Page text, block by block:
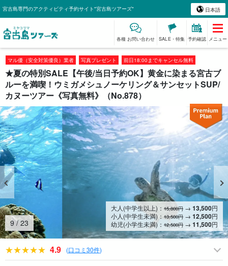
宮古島専門のアクティビティ予約サイト"宮古島ツアーズ" 日本語
各種 お問い合わせ SALE・特集 予約確認 メニュー
マル優（安全対策優良）業者 写真プレゼント 前日18:00までキャンセル無料
★夏の特別SALE【午後/当日予約OK】黄金に染まる宮古ブ
ルーを満喫！ウミガメシュノーケリング＆サンセットSUP/
カヌーツアー《写真無料》（No.878）
10 /23
大人(中学生以上)： 15,800円 → 13,500円
小人(中学生未満)： 13,500円 → 12,500円
幼児(小学生未満)： 12,500円 → 11,500円
4.9 (口コミ30件)